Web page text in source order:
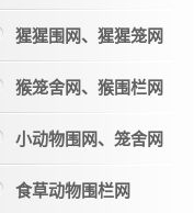
猩猩围网、猩猩笼网
猴笼舍网、猴围栏网
小动物围网、笼舍网
食草动物围栏网